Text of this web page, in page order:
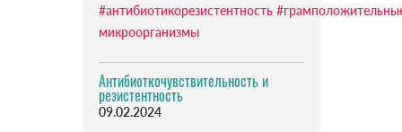
#антибиотикорезистентность
микроорганизмы
Антибиоткочувствительность и
резистентность
09.02.2024